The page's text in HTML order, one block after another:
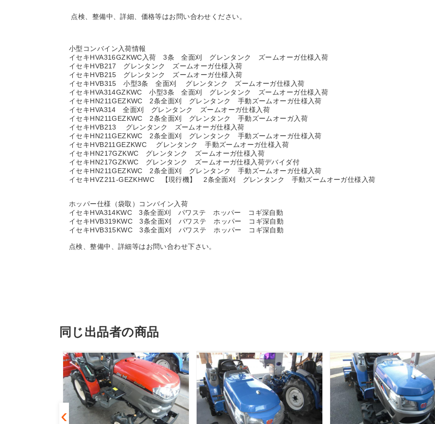
点検、整備中、詳細、価格等はお問い合わせください。
小型コンバイン入荷情報
イセキHVA316GZKWC入荷 3条 全面刈 グレンタンク ズームオーガ仕様入荷
イセキHVB217 グレンタンク ズームオーガ仕様入荷
イセキHVB215 グレンタンク ズームオーガ仕様入荷
イセキHVB315 小型3条 全面刈 グレンタンク ズームオーガ仕様入荷
イセキHVA314GZKWC 小型3条 全面刈 グレンタンク ズームオーガ仕様入荷
イセキHN211GEZKWC 2条全面刈 グレンタンク 手動ズームオーガ仕様入荷
イセキHVA314 全面刈 グレンタンク ズームオーガ仕様入荷
イセキHN211GEZKWC 2条全面刈 グレンタンク 手動ズームオーガ入荷
イセキHVB213 グレンタンク ズームオーガ仕様入荷
イセキHN211GEZKWC 2条全面刈 グレンタンク 手動ズームオーガ仕様入荷
イセキHVB211GEZKWC グレンタンク 手動ズームオーガ仕様入荷
イセキHN217GZKWC グレンタンク ズームオーガ仕様入荷
イセキHN217GZKWC グレンタンク ズームオーガ仕様入荷デバイダ付
イセキHN211GEZKWC 2条全面刈 グレンタンク 手動ズームオーガ仕様入荷
イセキHVZ211-GEZKHWC 【現行機】 2条全面刈 グレンタンク 手動ズームオーガ仕様入荷
ホッパー仕様（袋取）コンバイン入荷
イセキHVA314KWC 3条全面刈 パワステ ホッパー コギ深自動
イセキHVB319KWC 3条全面刈 パワステ ホッパー コギ深自動
イセキHVB315KWC 3条全面刈 パワステ ホッパー コギ深自動
点検、整備中、詳細等はお問い合わせ下さい。
同じ出品者の商品